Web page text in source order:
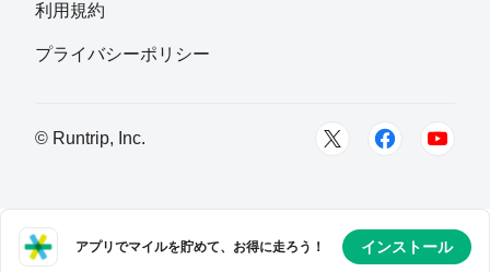
yugo_runthelife
フォロー
名古屋
フォロー
利用規約
プライバシーポリシー
© Runtrip, Inc.
アプリでマイルを貯めて、お得に走ろう！ インストール